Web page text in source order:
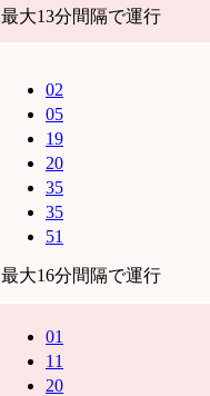
最大13分間隔で運行
02
05
19
20
35
35
51
最大16分間隔で運行
01
11
20